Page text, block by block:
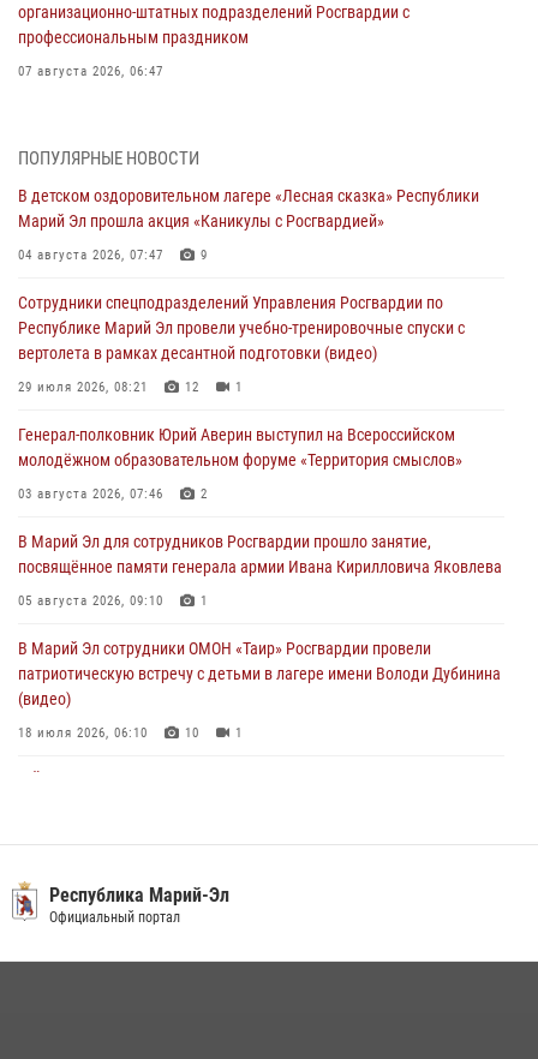
организационно-штатных подразделений Росгвардии с
профессиональным праздником
07 августа 2026, 06:47
Всероссийском семинаре в Нижнем Новгороде (видео)
07 августа 2026, 06:25 8 1
Команда «Росгвардия» принимает участие в военно-спортивном
07 августа 2026, 05:43 10
Представитель вневедомственной охраны Управления Росгвардии
по Республике Марий Эл принял участие в учебно-методическом
06 августа 2026, 09:37 10
В Марий Эл сотрудники ЛРР Росгвардии за прошедший месяц
06 августа 2026, 08:00
В Марий Эл сотрудники вневедомственной охраны Росгвардии за
05 августа 2026, 09:44
ПОПУЛЯРНЫЕ НОВОСТИ
В детском оздоровительном лагере «Лесная сказка» Республики
Марий Эл прошла акция «Каникулы с Росгвардией»
04 августа 2026, 07:47 9
Сотрудники спецподразделений Управления Росгвардии по
Республике Марий Эл провели учебно-тренировочные спуски с
вертолета в рамках десантной подготовки (видео)
29 июля 2026, 08:21 12 1
Генерал-полковник Юрий Аверин выступил на Всероссийском
молодёжном образовательном форуме «Территория смыслов»
03 августа 2026, 07:46 2
В Марий Эл для сотрудников Росгвардии прошло занятие,
посвящённое памяти генерала армии Ивана Кирилловича Яковлева
05 августа 2026, 09:10 1
В Марий Эл сотрудники ОМОН «Таир» Росгвардии провели
патриотическую встречу с детьми в лагере имени Володи Дубинина
(видео)
18 июля 2026, 06:10 10 1
В Марий Эл сотрудники Росгвардии присоединились к масштабной
донорской акции (видео)
Республика Марий-Эл
Официальный портал